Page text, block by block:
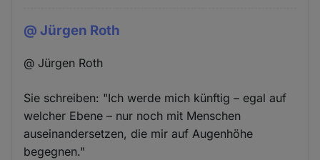
@ Jürgen Roth
@ Jürgen Roth
Sie schreiben: "Ich werde mich künftig – egal auf
welcher Ebene – nur noch mit Menschen
auseinandersetzen, die mir auf Augenhöhe
begegnen."